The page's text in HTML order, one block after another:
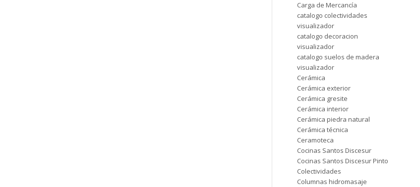
Carga de Mercancía
catalogo colectividades
visualizador
catalogo decoracion
visualizador
catalogo suelos de madera
visualizador
Cerámica
Cerámica exterior
Cerámica gresite
Cerámica interior
Cerámica piedra natural
Cerámica técnica
Ceramoteca
Cocinas Santos Discesur
Cocinas Santos Discesur Pinto
Colectividades
Columnas hidromasaje